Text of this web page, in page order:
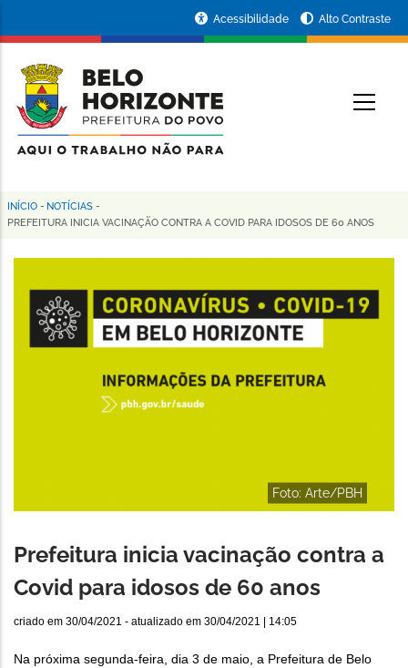
conteúdo
principal
da
Prefeitura
de
Horizonte
Acessibilidade Alto Contraste
Trilha
INÍCIO - NOTÍCIAS -
PREFEITURA INICIA VACINAÇÃO CONTRA A COVID PARA IDOSOS DE 60 ANOS
Foto: Arte/PBH
Prefeitura inicia vacinação contra a
Covid para idosos de 60 anos
criado em 30/04/2021 - atualizado em 30/04/2021 | 14:05
Na próxima segunda-feira, dia 3 de maio, a Prefeitura de Belo